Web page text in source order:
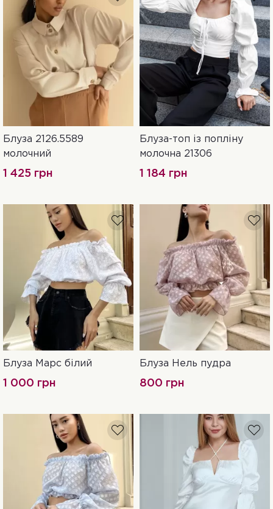
L-XL XXL-3XL
Блуза 2126.5589
молочний
1 425 грн
44 46
Блуза-топ із попліну
молочна 21306
1 184 грн
S M L
Блуза Марс білий
1 000 грн
S M L
Блуза Нель пудра
800 грн